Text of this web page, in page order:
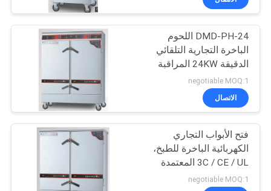
حالات
خريطة
الموقع
PRIVACY
POLICY
كهربائي الخبز أفران
التجاري الكهربائية
الباخرة
32
DMD-PH-24 اللحوم
الباخرة التجارية التلقائي
الدقيقة 24KW المراقبة
negotiable MOQ:1
الاتصال
فتح الأبواب التجاري
الكهربائية الباخرة للطبخ،
3C / CE / UL المعتمدة
negotiable MOQ:1